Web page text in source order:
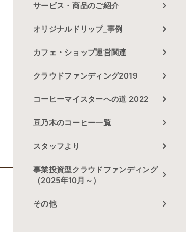
サービス・商品のご紹介
オリジナルドリップ_事例
カフェ・ショップ運営関連
クラウドファンディング2019
コーヒーマイスターへの道 2022
豆乃木のコーヒー一覧
スタッフより
事業投資型クラウドファンディング
（2025年10月～）
その他